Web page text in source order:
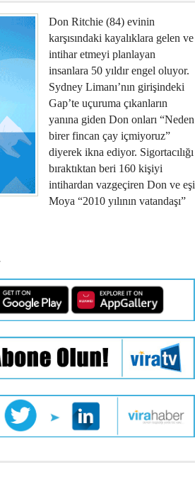
Don Ritchie (84) evinin
karşısındaki kayalıklara gelen ve
intihar etmeyi planlayan
insanlara 50 yıldır engel oluyor.
Sydney Limanı’nın girişindeki
Gap’te uçuruma çıkanların
yanına giden Don onları “Neden
birer fincan çay içmiyoruz”
diyerek ikna ediyor. Sigortacılığı
bıraktıktan beri 160 kişiyi
intihardan vazgeçiren Don ve eşi
Moya “2010 yılının vatandaşı”